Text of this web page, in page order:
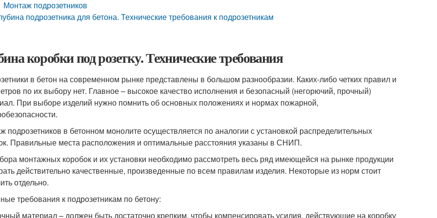
Монтаж подрозетников
подрозетника для бетона. Технические требования к подрозетникам
коробки под розетку. Технические требования
в бетон на современном рынке представлены в большом разнообразии. Каких-либо четких правил и
по их выбору нет. Главное – высокое качество исполнения и безопасный (негорючий, прочный)
При выборе изделий нужно помнить об основных положениях и нормах пожарной,
подрозетников в бетонном монолите осуществляется по аналогии с установкой распределительных
Правильные места расположения и оптимальные расстояния указаны в СНИП.
монтажных коробок и их установки необходимо рассмотреть весь ряд имеющейся на рынке продукции
действительно качественные, произведенные по всем правилам изделия. Некоторые из норм стоит
отдельно.
требования к подрозетникам по бетону:
материал – должен быть достаточно крепким, чтобы компенсировать усилия, действующие на коробку